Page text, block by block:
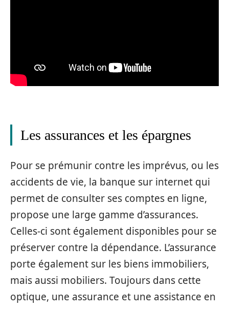
Les assurances et les épargnes
Pour se prémunir contre les imprévus, ou les
accidents de vie, la banque sur internet qui
permet de consulter ses comptes en ligne,
propose une large gamme d’assurances.
Celles-ci sont également disponibles pour se
préserver contre la dépendance. L’assurance
porte également sur les biens immobiliers,
mais aussi mobiliers. Toujours dans cette
optique, une assurance et une assistance en